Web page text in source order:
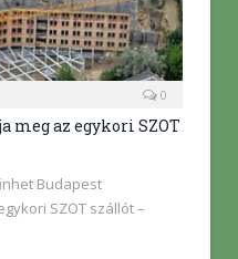
0
meg az egykori SZOT
Budapest
SZOT szállót –